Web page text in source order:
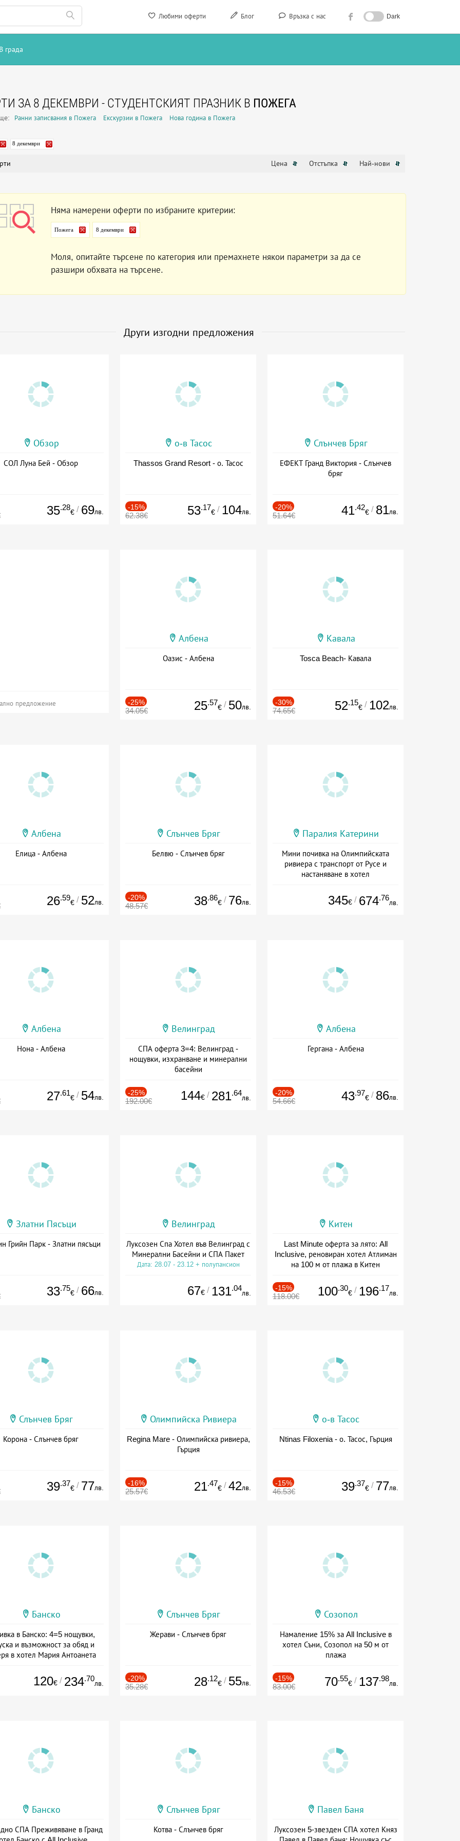
Любими оферти Блог Връзка с нас Dark
В града
ЗА 8 ДЕКЕМВРИ - СТУДЕНТСКИЯТ ПРАЗНИК В ПОЖЕГА
Ранни записвания в Пожега Екскурзии в Пожега Нова година в Пожега
8 декември
Цена Отстъпка Най-нови
Няма намерени оферти по избраните критерии:
Пожега 8 декември
Моля, опитайте търсене по категория или премахнете някои параметри за да се
разшири обхвата на търсене.
Други изгодни предложения
Обзор
СОЛ Луна Бей - Обзор
35.28
€ / 69лв.
о-в Тасос
Thassos Grand Resort - о. Тасос
-15%
62.38€ 53.17
€ / 104лв.
Слънчев Бряг
ЕФЕКТ Гранд Виктория - Слънчев
бряг
-20%
51.64€ 41.42
€ / 81лв.
предложение
Албена
Оазис - Албена
-25%
34.05€ 25.57
€ / 50лв.
Кавала
Tosca Beach- Кавала
-30%
74.65€ 52.15
€ / 102лв.
Албена
Елица - Албена
26.59
€ / 52лв.
Слънчев Бряг
Белвю - Слънчев бряг
-20%
48.57€ 38.86
€ / 76лв.
Паралия Катерини
Мини почивка на Олимпийската
ривиера с транспорт от Русе и
настаняване в хотел
345€ / 674.76
лв.
Албена
Нона - Албена
27.61
€ / 54лв.
Велинград
СПА оферта 3=4: Велинград -
нощувки, изхранване и минерални
басейни
-25%
192.00€ 144€ / 281.64
лв.
Албена
Гергана - Албена
-20%
54.66€ 43.97
€ / 86лв.
Златни Пясъци
Грийн Парк - Златни пясъци
33.75
€ / 66лв.
Велинград
Луксозен Спа Хотел във Велинград с
Минерални Басейни и СПА Пакет
Дата: 28.07 - 23.12 + полупансион
67€ / 131.04
лв.
Китен
Last Minute оферта за лято: All
Inclusive, реновиран хотел Атлиман
на 100 м от плажа в Китен
-15%
118.00€ 100.30
€ / 196.17
лв.
Слънчев Бряг
Корона - Слънчев бряг
39.37
€ / 77лв.
Олимпийска Ривиера
Regina Mare - Олимпийска ривиера,
Гърция
-16%
25.57€ 21.47
€ / 42лв.
о-в Тасос
Ntinas Filoxenia - о. Тасос, Гърция
-15%
46.53€ 39.37
€ / 77лв.
Банско
в Банско: 4=5 нощувки,
и възможност за обяд и
в хотел Мария Антоанета
120€ / 234.70
лв.
Слънчев Бряг
Жерави - Слънчев бряг
-20%
35.28€ 28.12
€ / 55лв.
Созопол
Намаление 15% за All Inclusive в
хотел Съни, Созопол на 50 м от
плажа
-15%
83.00€ 70.55
€ / 137.98
лв.
Банско
СПА Преживяване в Гранд
Слънчев Бряг
Котва - Слънчев бряг
Павел Баня
Луксозен 5-звезден СПА хотел Княз